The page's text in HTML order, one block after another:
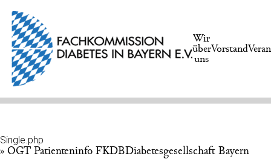
Wir
über
uns
Vorstand
Single.php
» OGT Patienteninfo FKDBDiabetesgesellschaft Bayern